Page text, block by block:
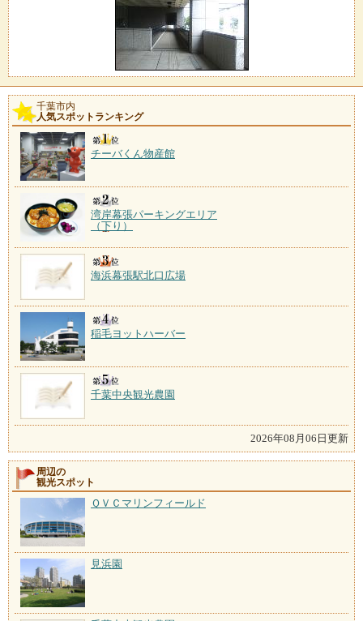
千葉市内
人気スポットランキング
チーバくん物産館
湾岸幕張パーキングエリア
（下り）
海浜幕張駅北口広場
稲毛ヨットハーバー
千葉中央観光農園
2026年08月06日更新
周辺の
観光スポット
ＱＶＣマリンフィールド
見浜園